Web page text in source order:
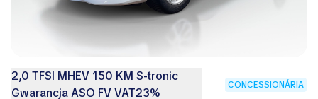
2,0 TFSI MHEV 150 KM S-tronic
Gwarancja ASO FV VAT23%
CONCESSIONÁRIA